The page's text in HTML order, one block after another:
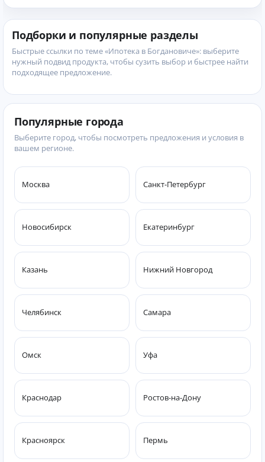
Подборки и популярные разделы
Быстрые ссылки по теме «Ипотека в Богдановиче»: выберите
нужный подвид продукта, чтобы сузить выбор и быстрее найти
подходящее предложение.
Популярные города
Выберите город, чтобы посмотреть предложения и условия в
вашем регионе.
Москва Санкт-Петербург
Новосибирск Екатеринбург
Казань Нижний Новгород
Челябинск Самара
Омск Уфа
Краснодар Ростов-на-Дону
Красноярск Пермь